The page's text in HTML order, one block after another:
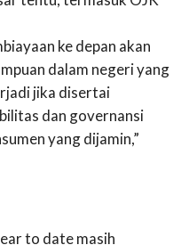
ke depan akan
dalam negeri yang
jika disertai
dan governansi
yang dijamin,”
to date masih